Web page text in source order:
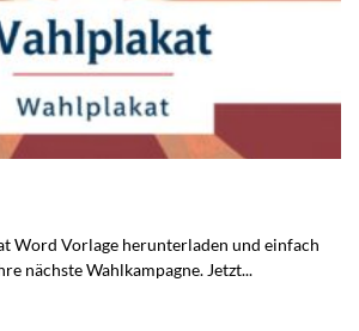
Word Vorlage herunterladen und einfach
nächste Wahlkampagne. Jetzt...